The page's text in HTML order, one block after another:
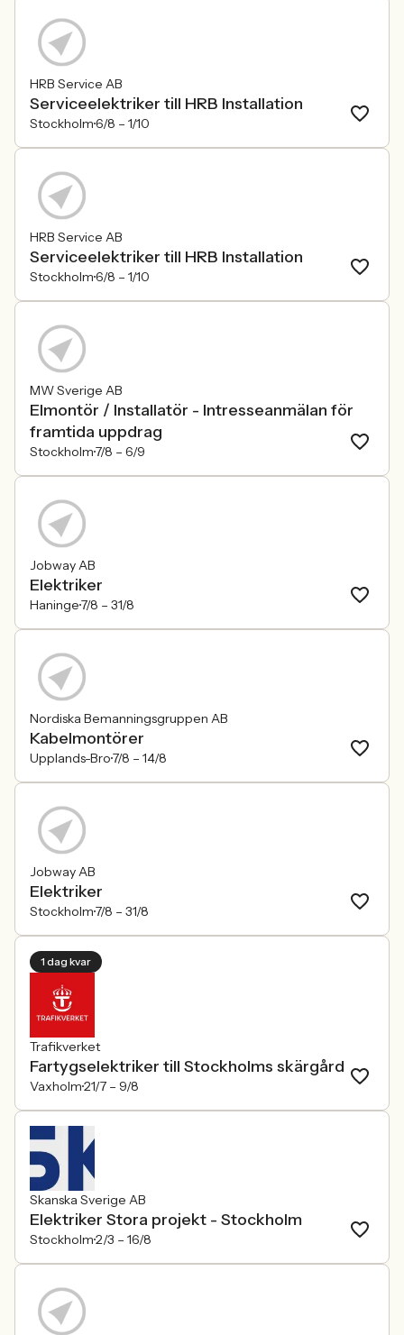
HRB Service AB
Serviceelektriker till HRB Installation
Stockholm6/8 – 1/10
HRB Service AB
Serviceelektriker till HRB Installation
Stockholm6/8 – 1/10
MW Sverige AB
Elmontör / Installatör - Intresseanmälan för
framtida uppdrag
Stockholm7/8 – 6/9
Jobway AB
Elektriker
Haninge7/8 – 31/8
Nordiska Bemanningsgruppen AB
Kabelmontörer
Upplands-Bro7/8 – 14/8
Jobway AB
Elektriker
Stockholm7/8 – 31/8
1 dag kvar
Trafikverket
Fartygselektriker till Stockholms skärgård
Vaxholm21/7 – 9/8
Skanska Sverige AB
Elektriker Stora projekt - Stockholm
Stockholm2/3 – 16/8